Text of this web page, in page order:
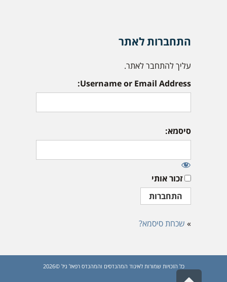
התחברות לאתר
עליך להתחבר לאתר.
Username or Email Address:
סיסמא:
זכור אותי
» שכחת סיסמא?
כל הזכויות שמורות לאיגוד המהנדסים והמהנדס רפאל גיל ©2026